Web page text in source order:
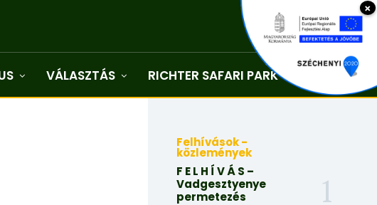
VÁLASZTÁS RICHTER SAFARI PARK Kapcsolat
Felhívások -
közlemények
F E L H Í V Á S –
Vadgesztyenye
permetezés
×